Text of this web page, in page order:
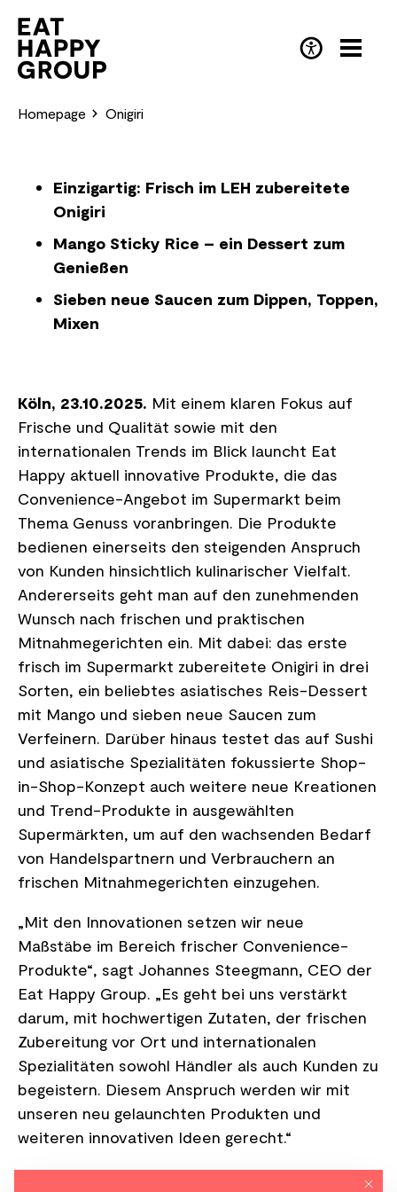
main
content
EN (English)
Homepage Onigiri
Einzigartig: Frisch im LEH zubereitete
Onigiri
Mango Sticky Rice – ein Dessert zum
Genießen
Sieben neue Saucen zum Dippen, Toppen,
Mixen
Köln, 23.10.2025. Mit einem klaren Fokus auf
Frische und Qualität sowie mit den
internationalen Trends im Blick launcht Eat
Happy aktuell innovative Produkte, die das
Convenience-Angebot im Supermarkt beim
Thema Genuss voranbringen. Die Produkte
bedienen einerseits den steigenden Anspruch
von Kunden hinsichtlich kulinarischer Vielfalt.
Andererseits geht man auf den zunehmenden
Wunsch nach frischen und praktischen
Mitnahmegerichten ein. Mit dabei: das erste
frisch im Supermarkt zubereitete Onigiri in drei
Sorten, ein beliebtes asiatisches Reis-Dessert
mit Mango und sieben neue Saucen zum
Verfeinern. Darüber hinaus testet das auf Sushi
und asiatische Spezialitäten fokussierte Shop-
in-Shop-Konzept auch weitere neue Kreationen
und Trend-Produkte in ausgewählten
Supermärkten, um auf den wachsenden Bedarf
von Handelspartnern und Verbrauchern an
frischen Mitnahmegerichten einzugehen.
„Mit den Innovationen setzen wir neue
Maßstäbe im Bereich frischer Convenience-
Produkte“, sagt Johannes Steegmann, CEO der
Eat Happy Group. „Es geht bei uns verstärkt
darum, mit hochwertigen Zutaten, der frischen
Zubereitung vor Ort und internationalen
Spezialitäten sowohl Händler als auch Kunden zu
begeistern. Diesem Anspruch werden wir mit
unseren neu gelaunchten Produkten und
weiteren innovativen Ideen gerecht.“
Mit